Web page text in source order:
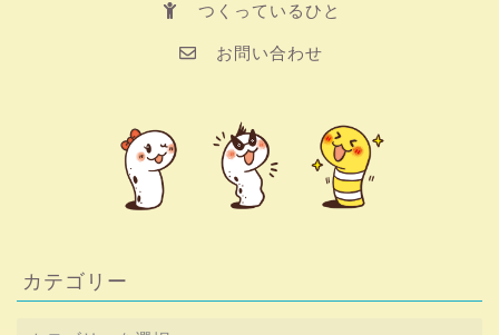
つくっているひと
お問い合わせ
カテゴリー